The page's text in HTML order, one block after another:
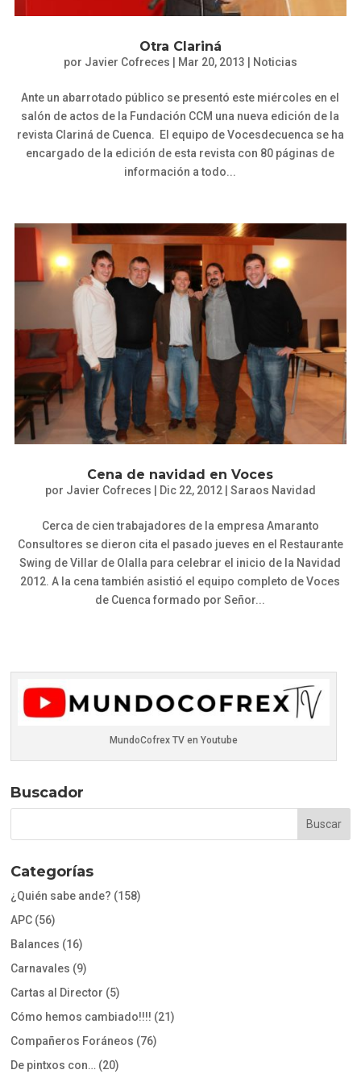
Otra Clariná
por Javier Cofreces Mar 20, 2013 Noticias
Ante un abarrotado público se presentó este miércoles en el
salón de actos de la Fundación CCM una nueva edición de la
revista Clariná de Cuenca. El equipo de Vocesdecuenca se ha
encargado de la edición de esta revista con 80 páginas de
información a todo...
Cena de navidad en Voces
por Javier Cofreces Dic 22, 2012| Saraos Navidad
Cerca de cien trabajadores de la empresa Amaranto
Consultores se dieron cita el pasado jueves en el Restaurante
Swing de Villar de Olalla para celebrar el inicio de la Navidad
2012. A la cena también asistió el equipo completo de Voces
de Cuenca formado por Señor...
MundoCofrex TV en Youtube
Buscador
Categorías
¿Quién sabe ande? (158)
APC (56)
Balances (16)
Carnavales (9)
Cartas al Director (5)
Cómo hemos cambiado!!!! (21)
Compañeros Foráneos (76)
De pintxos con… (20)